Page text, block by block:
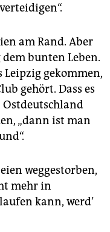
am Rand. Aber
bunten Leben.
Leipzig gekommen,
gehört. Dass es
Ostdeutschland
„dann ist man
weggestorben,
mehr in
kann, werd’